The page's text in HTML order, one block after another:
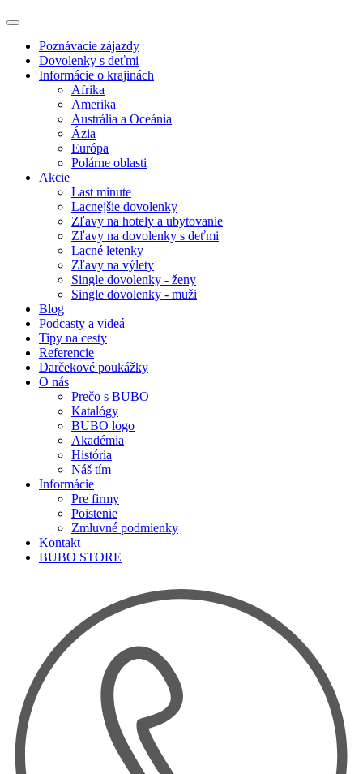
Poznávacie zájazdy
Dovolenky s deťmi
Informácie o krajinách
Afrika
Amerika
Austrália a Oceánia
Ázia
Európa
Polárne oblasti
Akcie
Last minute
Lacnejšie dovolenky
Zľavy na hotely a ubytovanie
Zľavy na dovolenky s deťmi
Lacné letenky
Zľavy na výlety
Single dovolenky - ženy
Single dovolenky - muži
Blog
Podcasty a videá
Tipy na cesty
Referencie
Darčekové poukážky
O nás
Prečo s BUBO
Katalógy
BUBO logo
Akadémia
História
Náš tím
Informácie
Pre firmy
Poistenie
Zmluvné podmienky
Kontakt
BUBO STORE